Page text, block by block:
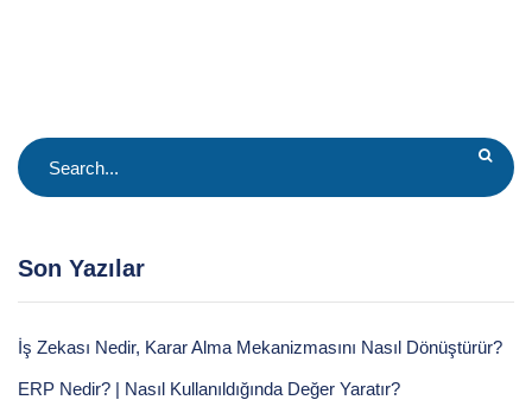
Son Yazılar
İş Zekası Nedir, Karar Alma Mekanizmasını Nasıl Dönüştürür?
ERP Nedir? | Nasıl Kullanıldığında Değer Yaratır?